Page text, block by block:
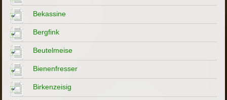
Bekassine
Bergfink
Beutelmeise
Bienenfresser
Birkenzeisig